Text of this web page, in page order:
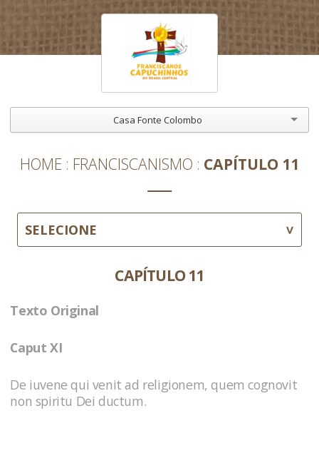
Casa Fonte Colombo
HOME FRANCISCANISMO CAPÍTULO 11
SELECIONE
CAPÍTULO 11
Texto Original
Caput XI
De iuvene qui venit ad religionem, quem cognovit
non spiritu Dei ductum.